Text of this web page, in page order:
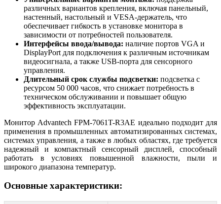
различных вариантов крепления, включая панельный,
настенный, настольный и VESA-держатель, что
обеспечивает гибкость в установке монитора в
зависимости от потребностей пользователя.
Интерфейсы ввода/вывода: наличие портов VGA и
DisplayPort для подключения к различным источникам
видеосигнала, а также USB-порта для сенсорного
управления.
Длительный срок службы подсветки: подсветка с
ресурсом 50 000 часов, что снижает потребность в
техническом обслуживании и повышает общую
эффективность эксплуатации.
Монитор Advantech FPM-7061T-R3AE идеально подходит для
применения в промышленных автоматизированных системах,
системах управления, а также в любых областях, где требуется
надежный и компактный сенсорный дисплей, способный
работать в условиях повышенной влажности, пыли и
широкого диапазона температур.
Основные характеристики: